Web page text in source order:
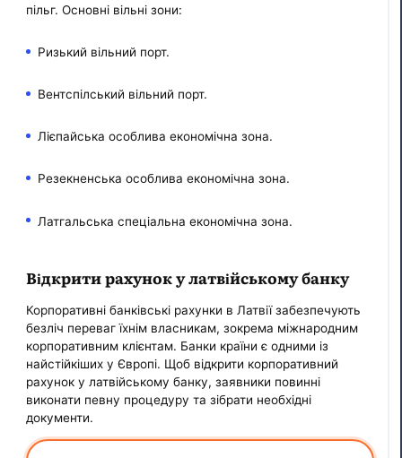
пільг. Основні вільні зони:
Ризький вільний порт.
Вентспілський вільний порт.
Лієпайська особлива економічна зона.
Резекненська особлива економічна зона.
Латгальська спеціальна економічна зона.
Відкрити рахунок у латвійському банку
Корпоративні банківські рахунки в Латвії забезпечують
безліч переваг їхнім власникам, зокрема міжнародним
корпоративним клієнтам. Банки країни є одними із
найстійкіших у Європі. Щоб відкрити корпоративний
рахунок у латвійському банку, заявники повинні
виконати певну процедуру та зібрати необхідні
документи.